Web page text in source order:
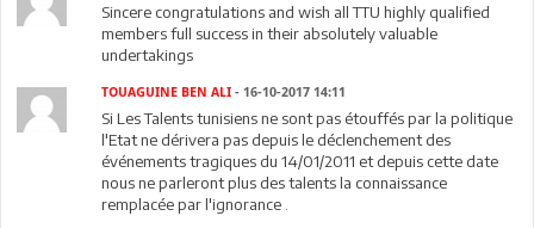
Sincere congratulations and wish all TTU highly qualified
members full success in their absolutely valuable
undertakings
TOUAGUINE BEN ALI - 16-10-2017 14:11
Si Les Talents tunisiens ne sont pas étouffés par la politique
l'Etat ne dérivera pas depuis le déclenchement des
événements tragiques du 14/01/2011 et depuis cette date
nous ne parleront plus des talents la connaissance
remplacée par l'ignorance .